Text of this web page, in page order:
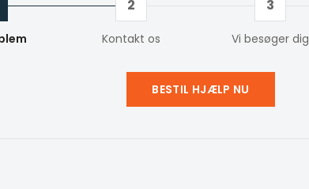
2
Kontakt os
3
Vi besøger dig
BESTIL HJÆLP NU